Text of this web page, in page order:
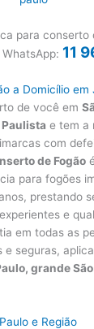
para conserto
11
a Domicílio em
de você em
Paulista e tem a
com
de Fogão
para fogões
prestando
e
em todas as
e seguras,
grande
e Região